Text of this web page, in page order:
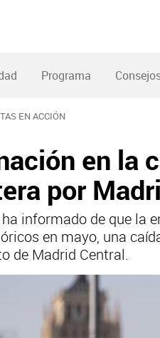
Programa
EN ACCIÓN
en la
por
informado de que la
en mayo, una
de Madrid Central.